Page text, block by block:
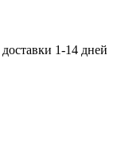
1-14 дней